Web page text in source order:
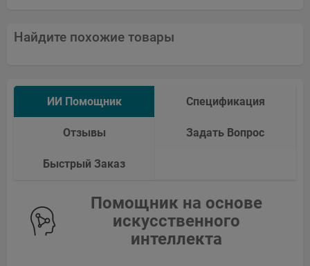
Найдите похожие товары
ИИ Помощник Спецификация
Отзывы Задать Вопрос
Быстрый Заказ
Помощник на основе
искусственного
интеллекта